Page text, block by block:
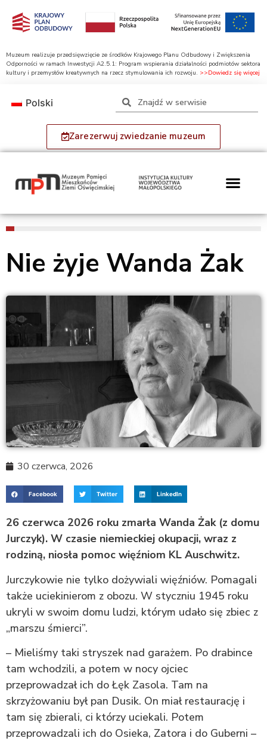
Muzeum realizuje przedsięwzięcie ze środków Krajowego Planu Odbudowy i Zwiększenia
Odporności w ramach Inwestycji A2.5.1: Program wspierania działalności podmiotów sektora
kultury i przemysłów kreatywnych na rzecz stymulowania ich rozwoju. >>Dowiedz się więcej
Zarezerwuj zwiedzanie muzeum
Polski
Nie żyje Wanda Żak
30 czerwca, 2026
Facebook Twitter LinkedIn
26 czerwca 2026 roku zmarła Wanda Żak (z domu
Jurczyk). W czasie niemieckiej okupacji, wraz z
rodziną, niosła pomoc więźniom KL Auschwitz.
Jurczykowie nie tylko dożywiali więźniów. Pomagali
także uciekinierom z obozu. W styczniu 1945 roku
ukryli w swoim domu ludzi, którym udało się zbiec z
„marszu śmierci”.
– Mieliśmy taki stryszek nad garażem. Po drabince
tam wchodzili, a potem w nocy ojciec
przeprowadzał ich do Łęk Zasola. Tam na
skrzyżowaniu był pan Dusik. On miał restaurację i
tam się zbierali, ci którzy uciekali. Potem
przeprowadzali ich do Osieka, Zatora i do Guberni –